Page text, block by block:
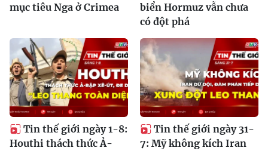
mục tiêu Nga ở Crimea
biển Hormuz vẫn chưa
có đột phá
Tin thế giới ngày 1-8:
Houthi thách thức Ả-
Tin thế giới ngày 31-
7: Mỹ không kích Iran